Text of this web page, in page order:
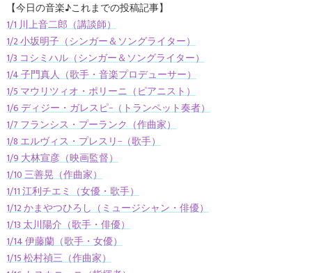
【今日の音楽♪これまでの投稿記事】
1/1 川上音二郎（講談師）
1/2 小坂明子（シンガー＆ソングライター）
1/3 コシミハル（シンガー＆ソングライター）
1/4 子門真人（歌手・音楽プロデューサー）
1/5 マウリツィオ・ポリーニ（ピアニスト）
1/6 ディジー・ガレスピ−（トランペット奏者）
1/7 フランシス・プーランク（作曲家）
1/8 エルヴィス・プレスリ−（歌手）
1/9 大林宣彦（映画監督）
1/10 三善晃（作曲家）
1/11 江利チエミ（女優・歌手）
1/12 かまやつひろし（ミュージシャン・俳優）
1/13 太川陽介（歌手・俳優）
1/14 伊藤蘭（歌手・女優）
1/15 松村禎三（作曲家）